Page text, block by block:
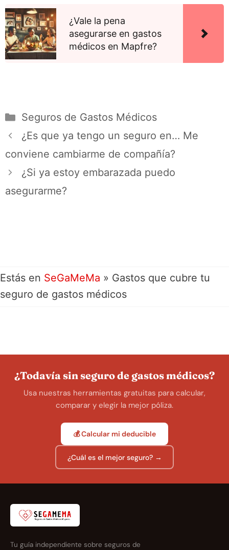
¿Vale la pena
asegurarse en gastos
médicos en Mapfre?
Seguros de Gastos Médicos
¿Es que ya tengo un seguro en… Me
conviene cambiarme de compañía?
¿Si ya estoy embarazada puedo
asegurarme?
Estás en SeGaMeMa » Gastos que cubre tu
seguro de gastos médicos
¿Todavía sin seguro de gastos médicos?
Usa nuestras herramientas gratuitas para calcular,
comparar y elegir la mejor póliza.
💰 Calcular mi deducible
¿Cuál es el mejor seguro? →
Tu guía independiente sobre seguros de